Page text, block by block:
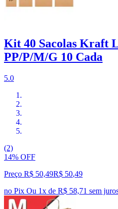
Kit 40 Sacolas Kraft
PP/P/M/G 10 Cada
5.0
(2)
14% OFF
Preço R$ 50,49R$ 50,49
no Pix Ou 1x de R$ 58,71 sem